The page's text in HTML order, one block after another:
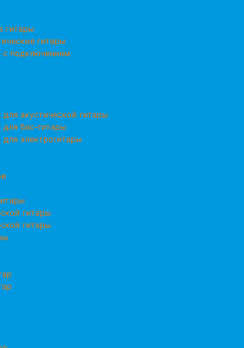
гитары
гитары
с подключением
акустической гитары
для бас-гитары
электрогитары
гитары
гитары